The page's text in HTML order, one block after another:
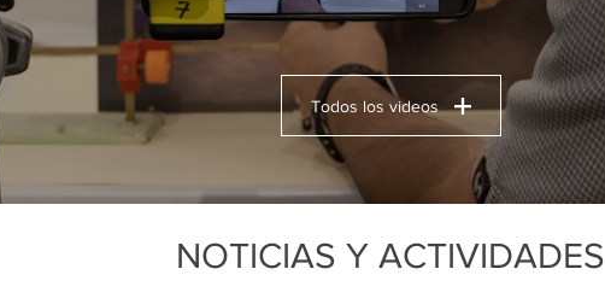
Todos los videos
NOTICIAS Y ACTIVIDADES